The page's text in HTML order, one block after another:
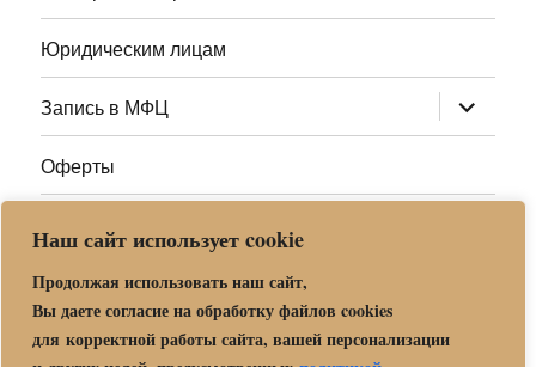
Наш сайт использует cookie
Продолжая использовать наш сайт,
Вы даете согласие на обработку файлов cookies
для корректной работы сайта, вашей персонализации
Юридическим лицам
Запись в МФЦ раскрыть
дочернее
меню
Оферты
Адреса МФЦ МО
Центр государственных и муниципальных услуг «Мои